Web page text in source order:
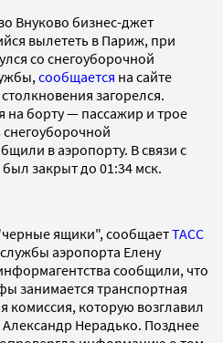
Внуково бизнес-джет
вылететь в Париж, при
со снегоуборочной
сообщается на сайте
загорелся.
на борту — пассажир и трое
в аэропорту. В связи с
закрыт до 01:34 мск.
ящики", сообщаетТАСС
аэропорта Елену
сообщили, что
занимается транспортная
комиссия, которую возглавил
Нерадько. Позднее